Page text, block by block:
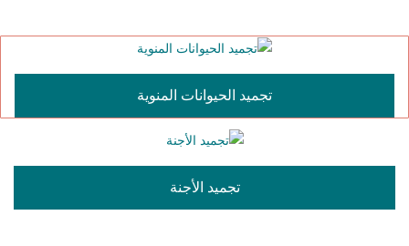
تجميد الحيوانات المنوية
تجميد الأجنة